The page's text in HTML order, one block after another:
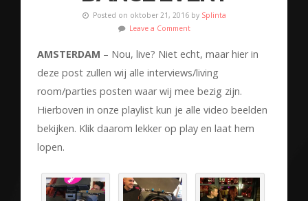
Posted on oktober 21, 2016 by Splinta
Leave a Comment
AMSTERDAM – Nou, live? Niet echt, maar hier in
deze post zullen wij alle interviews/living
room/parties posten waar wij mee bezig zijn.
Hierboven in onze playlist kun je alle video beelden
bekijken. Klik daarom lekker op play en laat hem
lopen.